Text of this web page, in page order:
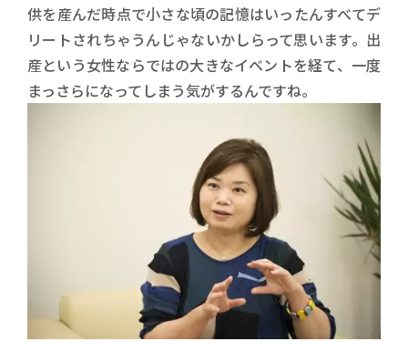
供を産んだ時点で小さな頃の記憶はいったんすべてデ
リートされちゃうんじゃないかしらって思います。出
産という女性ならではの大きなイベントを経て、一度
まっさらになってしまう気がするんですね。